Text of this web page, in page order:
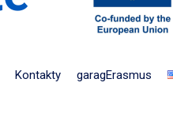
Kontakty garagErasmus